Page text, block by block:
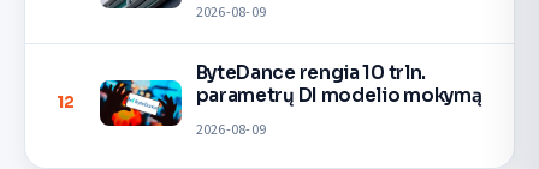
2026-08-09
12
ByteDance rengia 10 trln.
parametrų DI modelio mokymą
2026-08-09